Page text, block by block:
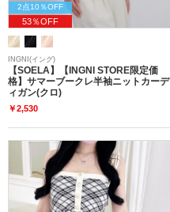
2点10％OFF
53％OFF
INGNI(イング)
【SOELA】【INGNI STORE限定価
格】サマーブークレ半袖ニットカーデ
ィガン(クロ)
￥2,530